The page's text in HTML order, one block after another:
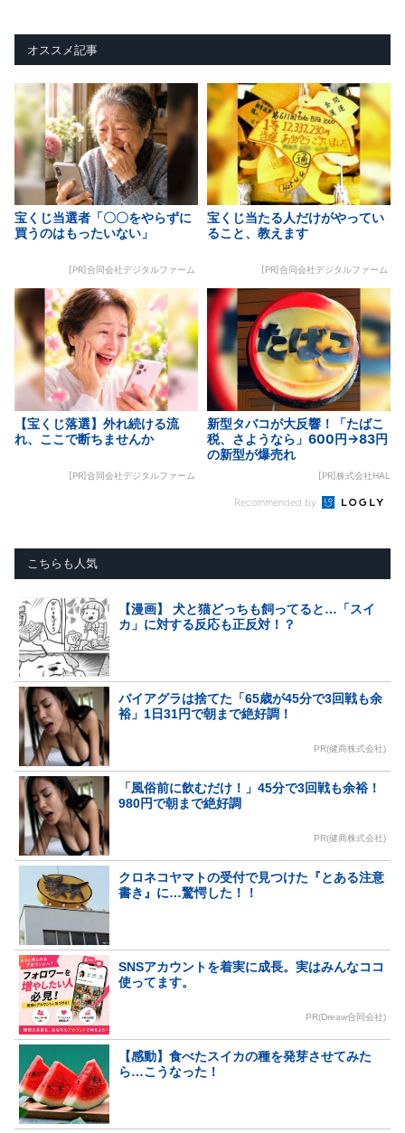
オススメ記事
宝くじ当選者「〇〇をやらずに
買うのはもったいない」
[PR]合同会社デジタルファーム
宝くじ当たる人だけがやってい
ること、教えます
[PR]合同会社デジタルファーム
【宝くじ落選】外れ続ける流
れ、ここで断ちませんか
[PR]合同会社デジタルファーム
新型タバコが大反響！「たばこ
税、さようなら」600円→83円
の新型が爆売れ
[PR]株式会社HAL
Recommended by
こちらも人気
【漫画】 犬と猫どっちも飼ってると…「スイ
カ」に対する反応も正反対！？
バイアグラは捨てた「65歳が45分で3回戦も余
裕」1日31円で朝まで絶好調！
PR(健商株式会社)
「風俗前に飲むだけ！」45分で3回戦も余裕！
980円で朝まで絶好調
PR(健商株式会社)
クロネコヤマトの受付で見つけた『とある注意
書き』に…驚愕した！！
SNSアカウントを着実に成長。実はみんなココ
使ってます。
PR(Dreaw合同会社)
【感動】食べたスイカの種を発芽させてみた
ら…こうなった！